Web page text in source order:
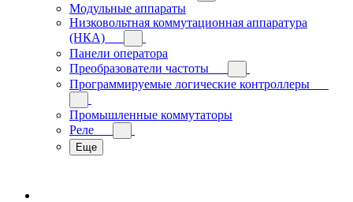
Модульные аппараты
Низковольтная коммутационная аппаратура
(НКА)
Панели оператора
Преобразователи частоты
Программируемые логические контроллеры
Промышленные коммутаторы
Реле
Еще